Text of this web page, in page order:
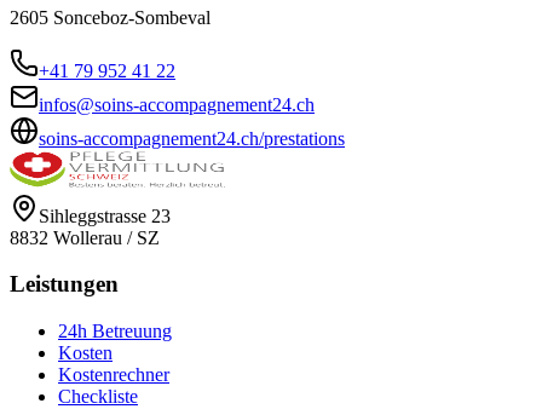
2605 Sonceboz-Sombeval
+41 79 952 41 22
infos@soins-accompagnement24.ch
soins-accompagnement24.ch/prestations
Sihleggstrasse 23
8832 Wollerau / SZ
Leistungen
24h Betreuung
Kosten
Kostenrechner
Checkliste